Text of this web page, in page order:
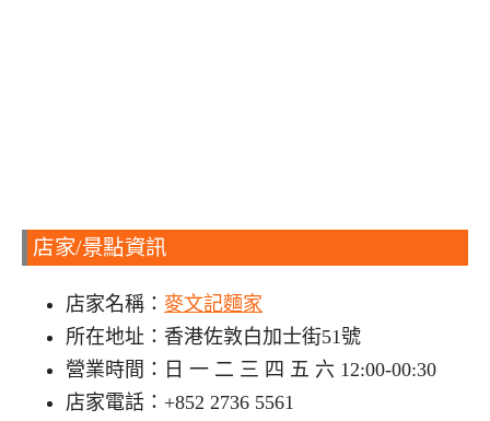
店家/景點資訊
店家名稱： 麥文記麵家
所在地址：香港佐敦白加士街51號
營業時間：日 一 二 三 四 五 六 12:00-00:30
店家電話：+852 2736 5561